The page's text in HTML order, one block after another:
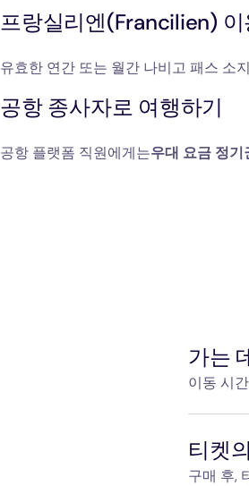
프랑실리엔(Francilien) 이
유효한 연간 또는 월간 나비고 패스 소
공항 종사자로 여행하기
공항 플랫폼 직원에게는우대 요금 정
가는
이동 시
분이 걸
티켓
구매 후,